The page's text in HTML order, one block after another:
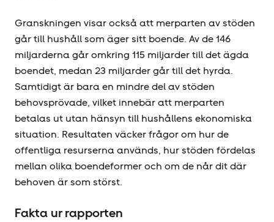
Granskningen visar också att merparten av stöden
går till hushåll som äger sitt boende. Av de 146
miljarderna går omkring 115 miljarder till det ägda
boendet, medan 23 miljarder går till det hyrda.
Samtidigt är bara en mindre del av stöden
behovsprövade, vilket innebär att merparten
betalas ut utan hänsyn till hushållens ekonomiska
situation. Resultaten väcker frågor om hur de
offentliga resurserna används, hur stöden fördelas
mellan olika boendeformer och om de når dit där
behoven är som störst.
Fakta ur rapporten